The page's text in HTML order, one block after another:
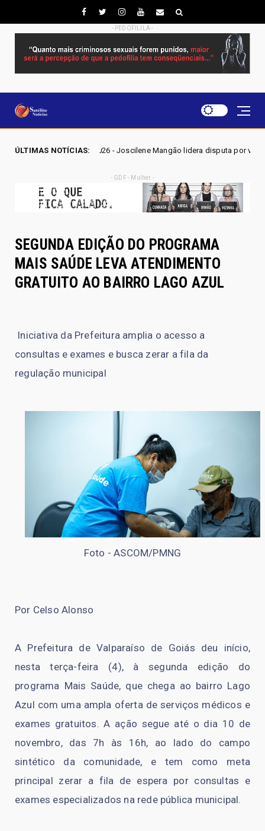
- PEDOFILILA -
ÚLTIMAS NOTÍCIAS:
- Joscilene Mangão lidera disputa por vaga na Alego em Novo Gama,
- GDF - Mulher -
SEGUNDA EDIÇÃO DO PROGRAMA
MAIS SAÚDE LEVA ATENDIMENTO
GRATUITO AO BAIRRO LAGO AZUL
Iniciativa da Prefeitura amplia o acesso a
consultas e exames e busca zerar a fila da
regulação municipal
Foto - ASCOM/PMNG
Por Celso Alonso
A Prefeitura de Valparaíso de Goiás deu início,
nesta terça-feira (4), à segunda edição do
programa Mais Saúde, que chega ao bairro Lago
Azul com uma ampla oferta de serviços médicos e
exames gratuitos. A ação segue até o dia 10 de
novembro, das 7h às 16h, ao lado do campo
sintético da comunidade, e tem como meta
principal zerar a fila de espera por consultas e
exames especializados na rede pública municipal.